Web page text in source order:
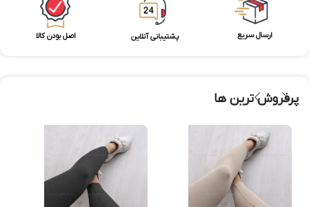
ارسال سریع پشتیبانی آنلاین اصل بودن کالا
پرفروش ترین ها